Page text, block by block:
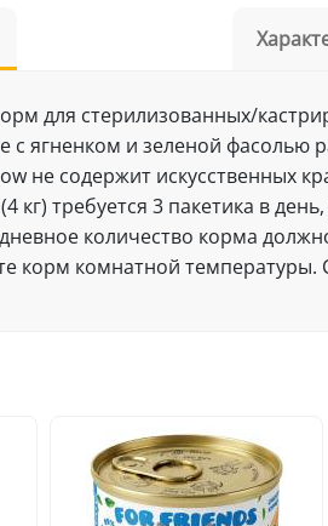
для стерилизованных/
с ягненком и зеленой
не содержит искусственных
кг) требуется 3 пакетика в
количество корма
корм комнатной температуры.